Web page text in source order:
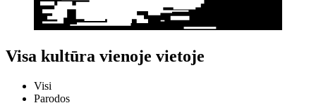
Visa kultūra vienoje vietoje
Visi
Parodos